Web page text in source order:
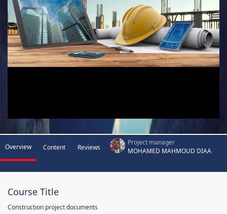
Overview Content Reviews
Project manager
MOHAMED MAHMOUD DIAA
Course Title
Construction project documents